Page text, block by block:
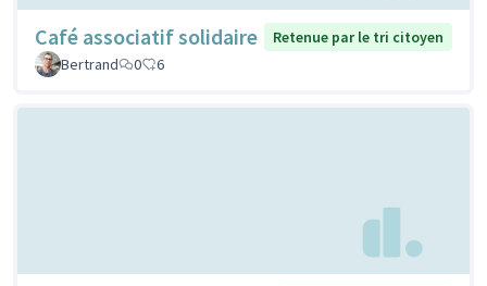
Café associatif solidaire
Retenue par le tri citoyen
Bertrand
0 6